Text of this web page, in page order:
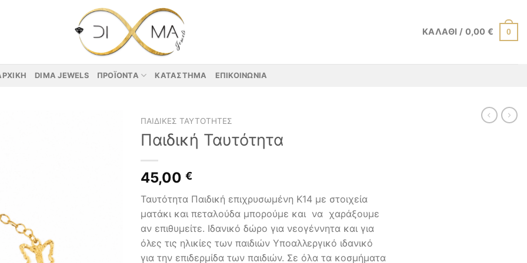
ΚΑΛΆΘΙ / 0,00€ 0
DIMA JEWELS ΠΡΟΪΌΝΤΑ ΚΑΤΆΣΤΗΜΑ ΕΠΙΚΟΙΝΩΝΊΑ
ΠΑΙΔΙΚΈΣ ΤΑΥΤΌΤΗΤΕΣ
Παιδική Ταυτότητα
45,00 €
Ταυτότητα Παιδική επιχρυσωμένη K14 με στοιχεία
ματάκι και πεταλούδα μπορούμε και να χαράξουμε
αν επιθυμείτε. Ιδανικό δώρο για νεογέννητα και για
όλες τις ηλικίες των παιδιών Υποαλλεργικό ιδανικό
για την επιδερμίδα των παιδιών. Σε όλα τα κοσμήματα